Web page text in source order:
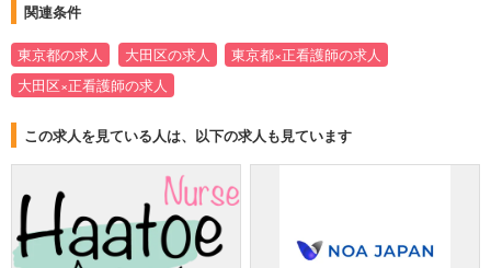
関連条件
東京都の求人 大田区の求人
東京都×正看護師の求人
大田区×正看護師の求人
この求人を見ている人は、以下の求人も見ています